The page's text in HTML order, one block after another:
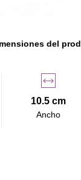
del
10.5 cm
Ancho